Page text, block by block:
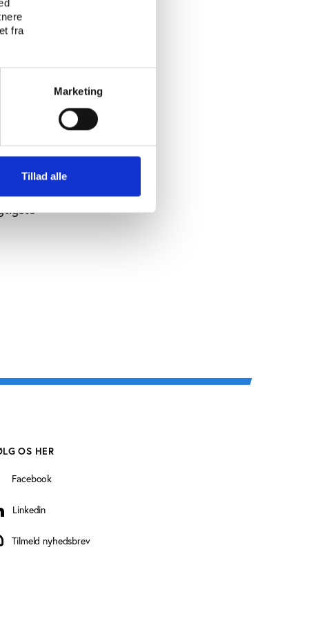
fra
Marketing
Tillad alle
af
OS HER
Facebook
Linkedin
nyhedsbrev
Tilmeld nyhedsbrev